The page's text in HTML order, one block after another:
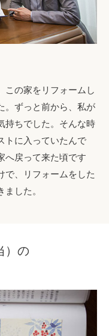
この家をリフォームし
。ずっと前から、私が
持ちでした。そんな時
トに入っていたんで
へ戻って来た頃です
で、リフォームをした
した。
）の